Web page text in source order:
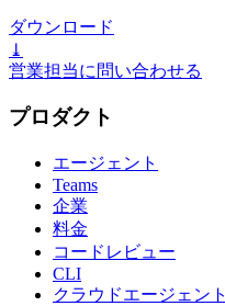
ダウンロード
⤓
営業担当に問い合わせる
プロダクト
エージェント
Teams
企業
料金
コードレビュー
CLI
クラウドエージェント